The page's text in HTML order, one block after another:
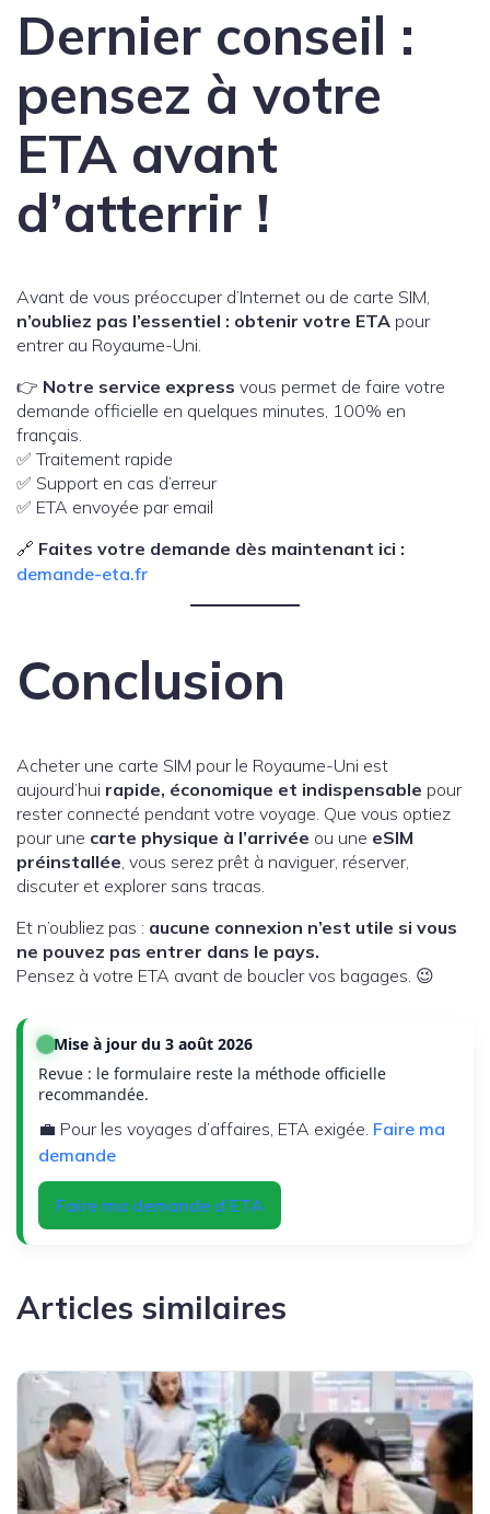
Dernier conseil :
pensez à votre
ETA avant
d’atterrir !
Avant de vous préoccuper d’Internet ou de carte SIM,
n’oubliez pas l’essentiel : obtenir votre ETA pour
entrer au Royaume-Uni.
👉 Notre service express vous permet de faire votre
demande officielle en quelques minutes, 100% en
français.
✅ Traitement rapide
✅ Support en cas d’erreur
✅ ETA envoyée par email
🔗 Faites votre demande dès maintenant ici :
demande-eta.fr
Conclusion
Acheter une carte SIM pour le Royaume-Uni est
aujourd’hui rapide, économique et indispensable pour
rester connecté pendant votre voyage. Que vous optiez
pour une carte physique à l’arrivée ou une eSIM
préinstallée, vous serez prêt à naviguer, réserver,
discuter et explorer sans tracas.
Et n’oubliez pas : aucune connexion n’est utile si vous
ne pouvez pas entrer dans le pays.
Pensez à votre ETA avant de boucler vos bagages. 😉
Mise à jour du 3 août 2026
Revue : le formulaire reste la méthode officielle
recommandée.
💼 Pour les voyages d’affaires, ETA exigée. Faire ma
demande
Faire ma demande d’ETA
Articles similaires